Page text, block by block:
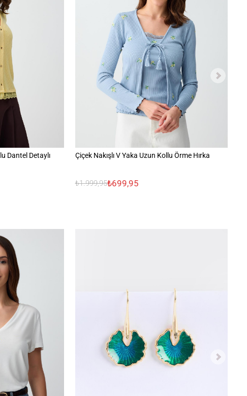
Dantel Detaylı
Çiçek Nakışlı V Yaka Uzun Kollu Örme Hırka
₺1.999,95₺699,95